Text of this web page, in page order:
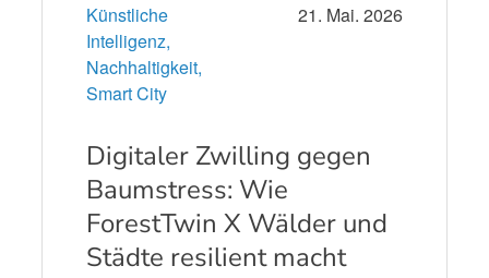
Künstliche
Intelligenz,
Nachhaltigkeit,
Smart City
21. Mai. 2026
Digitaler Zwilling gegen
Baumstress: Wie
ForestTwin X Wälder und
Städte resilient macht